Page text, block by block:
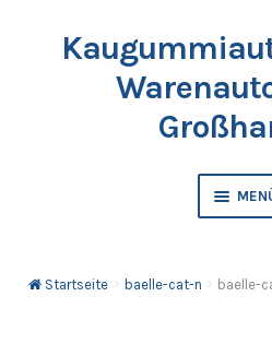
Springe
Startseite baelle-cat-n baelle-